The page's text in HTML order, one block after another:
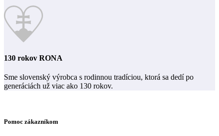
130 rokov RONA
Sme slovenský výrobca s rodinnou tradíciou, ktorá sa dedí po
generáciách už viac ako 130 rokov.
Pomoc zákazníkom